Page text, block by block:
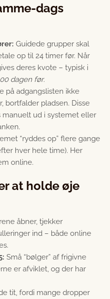
dags
Guidede grupper skal
op til 24 timer før. Når
deres kvote – typisk i
dagen før.
på adgangslisten ikke
bortfalder pladsen. Disse
ud i systemet eller
“ryddes op” flere gange
hver hele time). Her
online.
at holde øje
åbner, tjekker
ind – både online
Små “bølger” af frigivne
er afviklet, og der har
tit, fordi mange dropper